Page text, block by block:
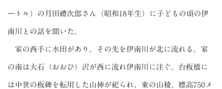
ートル）の月田禮次郎さん（昭和18年生）に子どもの頃の伊
南川との話を聞いた。
家の西手に水田があり、その先を伊南川が北に流れる。家
の南は大石（おおひ）沢が西に流れ伊南川に注ぐ。台板橋に
は中世の板碑を転用した山神が祀られ、東の山稜、標高750メ